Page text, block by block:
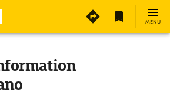
MENÜ